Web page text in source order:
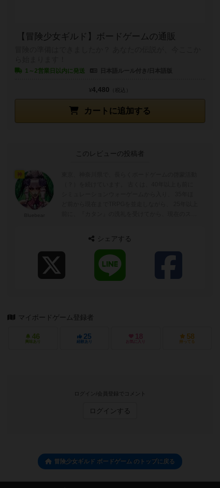
【冒険少女ギルド】ボードゲームの通販
1～2営業日以内に発送
カートに追加する
¥4,480 （税込）
このレビューの投稿者
シェアする
マイボードゲーム登録者
46
興味あり
25
経験あり
18
お気に入り
58
持ってる
ログイン/会員登録でコメント
ログインする
冒険少女ギルド ボードゲーム のトップに戻る